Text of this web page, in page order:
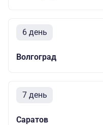
6 день
Волгоград
7 день
Саратов